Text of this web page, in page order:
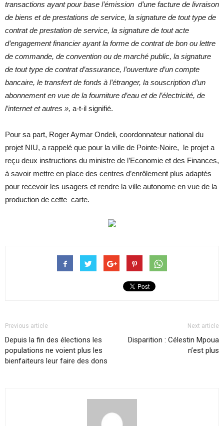
transactions ayant pour base l’émission d’une facture de livraison
de biens et de prestations de service, la signature de tout type de
contrat de prestation de service, la signature de tout acte
d’engagement financier ayant la forme de contrat de bon ou lettre
de commande, de convention ou de marché public, la signature
de tout type de contrat d’assurance, l’ouverture d’un compte
bancaire, le transfert de fonds à l’étranger, la souscription d’un
abonnement en vue de la fourniture d’eau et de l’électricité, de
l’internet et autres », a-t-il signifié.
Pour sa part, Roger Aymar Ondeli, coordonnateur national du
projet NIU, a rappelé que pour la ville de Pointe-Noire, le projet a
reçu deux instructions du ministre de l’Economie et des Finances,
à savoir mettre en place des centres d’enrôlement plus adaptés
pour recevoir les usagers et rendre la ville autonome en vue de la
production de cette carte.
Previous article
Depuis la fin des élections les
populations ne voient plus les
bienfaiteurs leur faire des dons
Next article
Disparition : Célestin Mpoua
n’est plus